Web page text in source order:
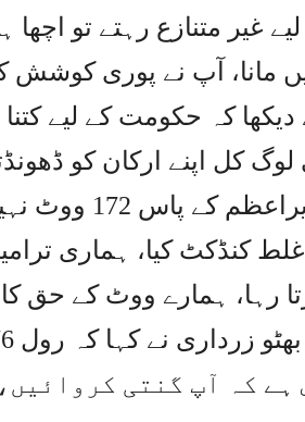
غیر متنازع رہتے تو اچھا
دیکھا کہ حکومت کے لیے
لوگ کل اپنے ارکان کو
آپ دھاندلی نہ
کنڈکٹ کیا، ہماری
ہمارے ووٹ کے حق کا
ہے کہ آپ گنتی